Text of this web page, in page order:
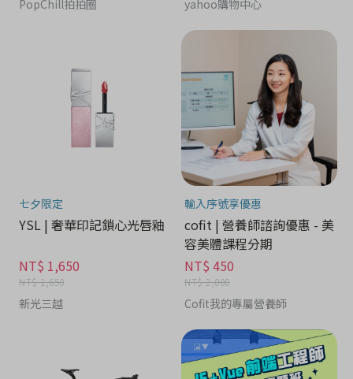
PopChill拍拍圈 yahoo購物中心
七夕限定
YSL | 奢華印記鎖心光唇釉
NT$ 1,650
NT$ 1,650
新光三越
輸入序號享優惠
cofit | 營養師諮詢優惠 - 美
容美體課程分期
NT$ 450
NT$ 2,000
Cofit我的專屬營養師